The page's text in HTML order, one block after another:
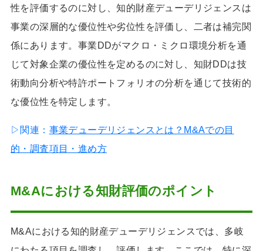
性を評価するのに対し、知的財産デューデリジェンスは
事業の深層的な優位性や劣位性を評価し、二者は補完関
係にあります。事業DDがマクロ・ミクロ環境分析を通
じて対象企業の優位性を定めるのに対し、知財DDは技
術動向分析や特許ポートフォリオの分析を通じて技術的
な優位性を特定します。
▷関連： 事業デューデリジェンスとは？M&Aでの目
的・調査項目・進め方
M&Aにおける知財評価のポイント
M&Aにおける知的財産デューデリジェンスでは、多岐